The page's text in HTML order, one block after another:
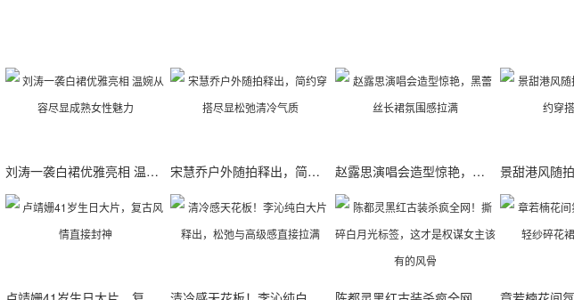
刘涛一袭白裙优雅亮相 温婉从容尽显成熟女性魅力 宋慧乔户外随拍释出，简约穿搭尽显松弛清冷气质 赵露思演唱会造型惊艳，黑蕾丝长裙氛围感拉满